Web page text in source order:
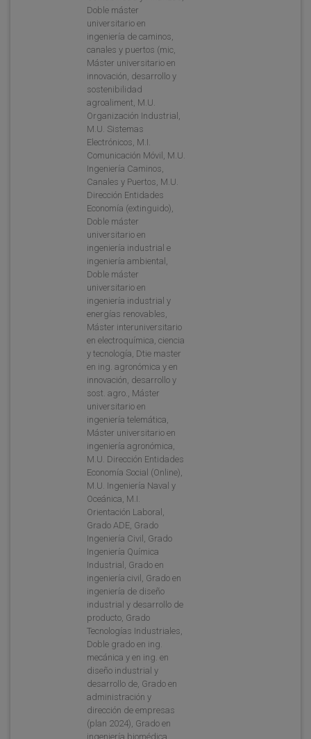
Doble máster
universitario en
ingeniería de caminos,
canales y puertos (mic,
Máster universitario en
innovación, desarrollo y
sostenibilidad
agroaliment, M.U.
Organización Industrial,
M.U. Sistemas
Electrónicos, M.I.
Comunicación Móvil, M.U.
Ingeniería Caminos,
Canales y Puertos, M.U.
Dirección Entidades
Economía (extinguido),
Doble máster
universitario en
ingeniería industrial e
ingeniería ambiental,
Doble máster
universitario en
ingeniería industrial y
energías renovables,
Máster interuniversitario
en electroquímica, ciencia
y tecnología, Dtie master
en ing. agronómica y en
innovación, desarrollo y
sost. agro., Máster
universitario en
ingeniería telemática,
Máster universitario en
ingeniería agronómica,
M.U. Dirección Entidades
Economía Social (Online),
M.U. Ingeniería Naval y
Oceánica, M.I.
Orientación Laboral,
Grado ADE, Grado
Ingeniería Civil, Grado
Ingeniería Química
Industrial, Grado en
ingeniería civil, Grado en
ingeniería de diseño
industrial y desarrollo de
producto, Grado
Tecnologías Industriales,
Doble grado en ing.
mecánica y en ing. en
diseño industrial y
desarrollo de, Grado en
administración y
dirección de empresas
(plan 2024), Grado en
ingeniería biomédica,